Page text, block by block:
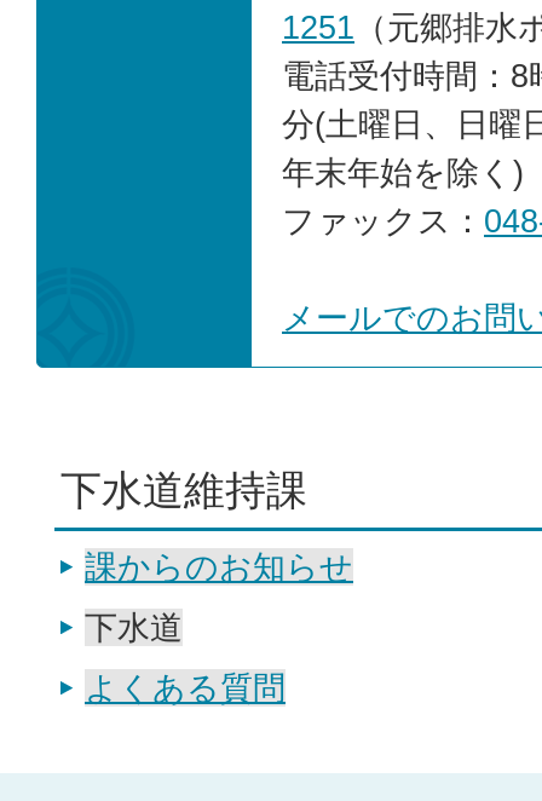
1251 （元郷排水
電話受付時間：
分(土曜日、日曜
年末年始を除く)
ファックス：
メールでのお問
下水道維持課
課からのお知らせ
下水道
よくある質問